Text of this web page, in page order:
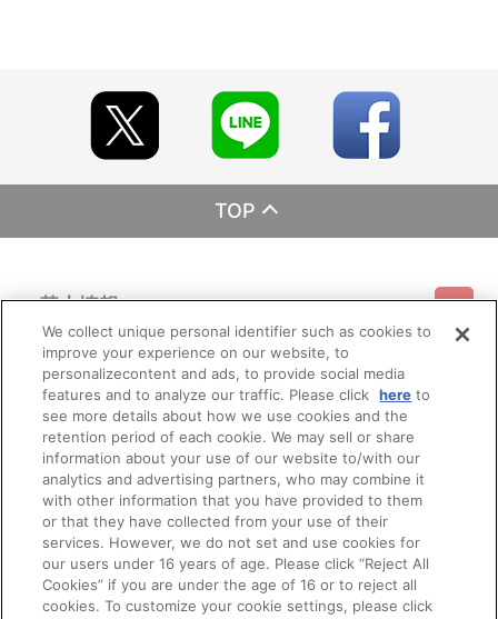
TOP
基本情報
利用規約 特定商取引法に基づく表示 プライバシーポリシー
プライバシーオプション 会社概要
ご利用情報
ご利用ガイド サイトマップ お問い合わせ
Do Not Sell or Share My Personal Information
会員メニュー
ログイン 会員規約 新規会員登録
その他のご案内
公式X バンダイナムコフィルムワークス
We collect unique personal identifier such as cookies to
improve your experience on our website, to
personalizecontent and ads, to provide social media
features and to analyze our traffic. Please click here to
see more details about how we use cookies and the
retention period of each cookie. We may sell or share
information about your use of our website to/with our
analytics and advertising partners, who may combine it
with other information that you have provided to them
or that they have collected from your use of their
services. However, we do not set and use cookies for
our users under 16 years of age. Please click “Reject All
Cookies” if you are under the age of 16 or to reject all
cookies. To customize your cookie settings, please click